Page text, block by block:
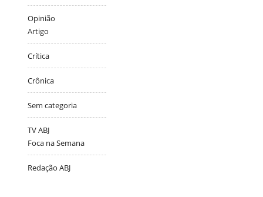
Opinião
Artigo
Crítica
Crônica
Sem categoria
TV ABJ
Foca na Semana
Redação ABJ